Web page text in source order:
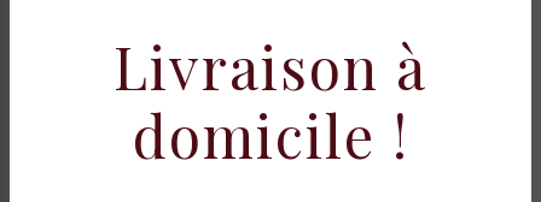
Livraison à
domicile !
EN SAVOIR PLUS